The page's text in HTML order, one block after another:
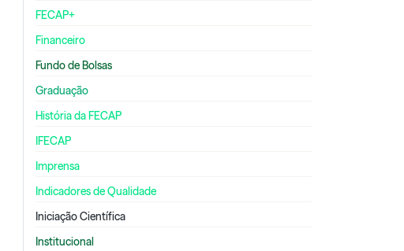
FECAP+
Financeiro
Fundo de Bolsas
Graduação
História da FECAP
IFECAP
Imprensa
Indicadores de Qualidade
Iniciação Científica
Institucional